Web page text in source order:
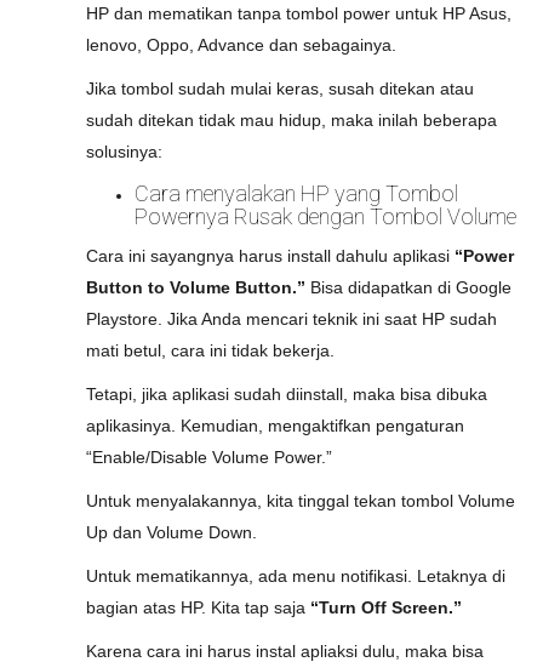
HP dan mematikan tanpa tombol power untuk HP Asus,
lenovo, Oppo, Advance dan sebagainya.
Jika tombol sudah mulai keras, susah ditekan atau
sudah ditekan tidak mau hidup, maka inilah beberapa
solusinya:
Cara menyalakan HP yang Tombol
Powernya Rusak dengan Tombol Volume
Cara ini sayangnya harus install dahulu aplikasi “Power
Button to Volume Button.” Bisa didapatkan di Google
Playstore. Jika Anda mencari teknik ini saat HP sudah
mati betul, cara ini tidak bekerja.
Tetapi, jika aplikasi sudah diinstall, maka bisa dibuka
aplikasinya. Kemudian, mengaktifkan pengaturan
“Enable/Disable Volume Power.”
Untuk menyalakannya, kita tinggal tekan tombol Volume
Up dan Volume Down.
Untuk mematikannya, ada menu notifikasi. Letaknya di
bagian atas HP. Kita tap saja “Turn Off Screen.”
Karena cara ini harus instal apliaksi dulu, maka bisa